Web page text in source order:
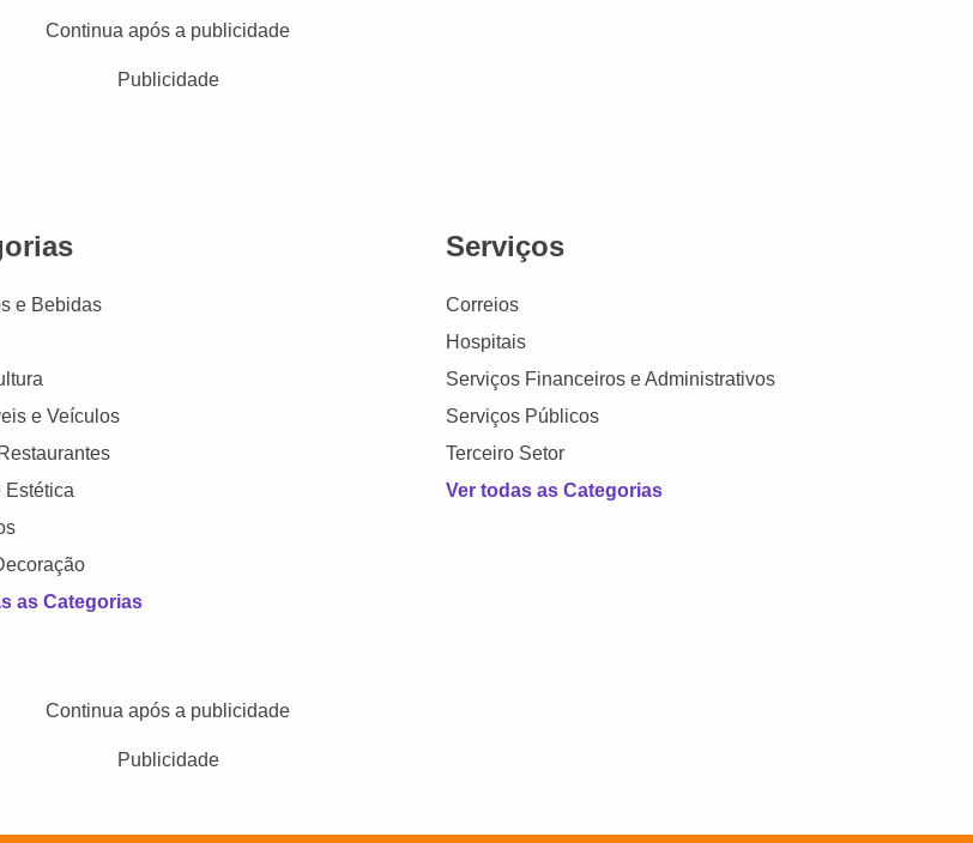
Continua após a publicidade
Publicidade
e Bebidas
e Veículos
Estética
as Categorias
Serviços
Correios
Hospitais
Serviços Financeiros e Administrativos
Serviços Públicos
Terceiro Setor
Ver todas as Categorias
Continua após a publicidade
Publicidade